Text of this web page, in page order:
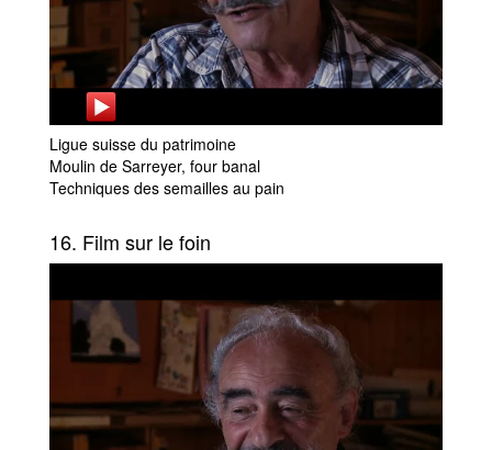
Ligue suisse du patrimoine
Moulin de Sarreyer, four banal
Techniques des semailles au pain
16. Film sur le foin